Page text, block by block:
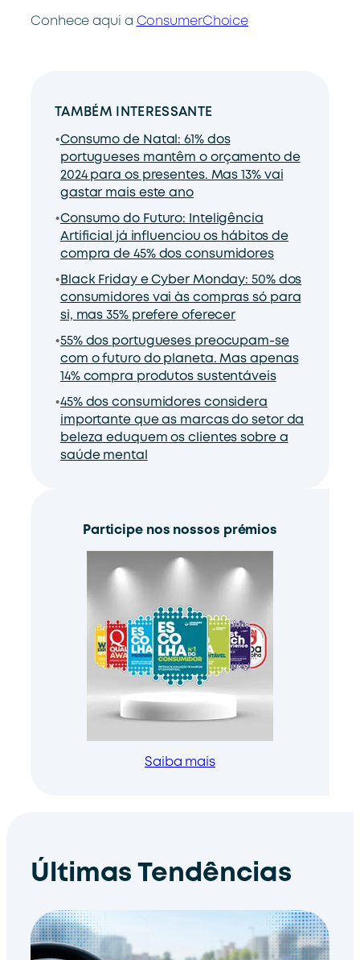
Conhece aqui a ConsumerChoice
TAMBÉM INTERESSANTE
Consumo de Natal: 61% dos
portugueses mantêm o orçamento de
2024 para os presentes. Mas 13% vai
gastar mais este ano
Consumo do Futuro: Inteligência
Artificial já influenciou os hábitos de
compra de 45% dos consumidores
Black Friday e Cyber Monday: 50% dos
consumidores vai às compras só para
si, mas 35% prefere oferecer
55% dos portugueses preocupam-se
com o futuro do planeta. Mas apenas
14% compra produtos sustentáveis
45% dos consumidores considera
importante que as marcas do setor da
beleza eduquem os clientes sobre a
saúde mental
Participe nos nossos prémios
Saiba mais
Últimas Tendências